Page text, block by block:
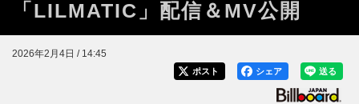
「LILMATIC」配信＆MV公開
2026年2月4日 / 14:45
送る
シェア
ポスト